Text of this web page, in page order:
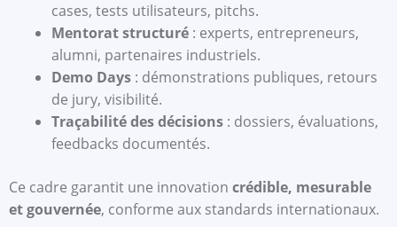
cases, tests utilisateurs, pitchs.
Mentorat structuré : experts, entrepreneurs,
alumni, partenaires industriels.
Demo Days : démonstrations publiques, retours
de jury, visibilité.
Traçabilité des décisions : dossiers, évaluations,
feedbacks documentés.
Ce cadre garantit une innovation crédible, mesurable
et gouvernée, conforme aux standards internationaux.